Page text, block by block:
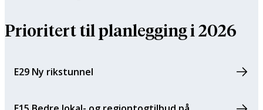
Prioritert til planlegging i 2026
E29 Ny rikstunnel